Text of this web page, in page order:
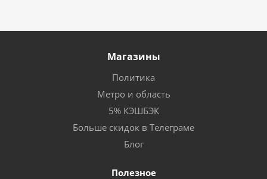
Магазины
Политика
Метро и область
5% КЭШБЭК
Больше скидок в Телеграме
Блог
Полезное